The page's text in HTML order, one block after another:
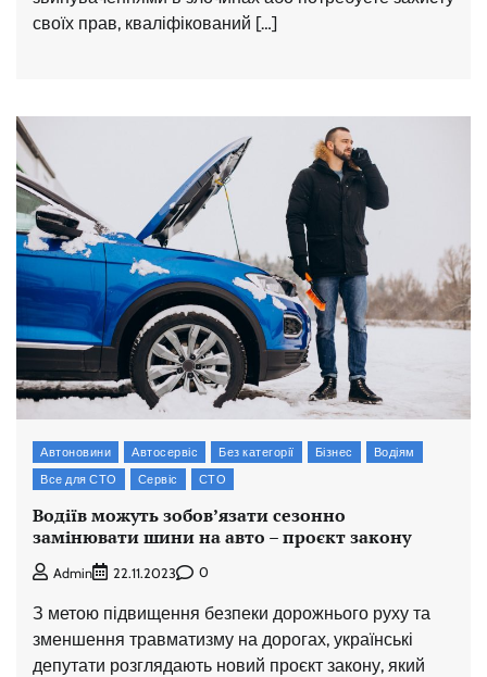
своїх прав, кваліфікований […]
Автоновини Автосервіс Без категорії Бізнес
Водіям
Все для СТО
Сервіс СТО
Водіїв можуть зобов’язати сезонно
замінювати шини на авто – проєкт закону
Admin 22.11.2023 0
З метою підвищення безпеки дорожнього руху та
зменшення травматизму на дорогах, українські
депутати розглядають новий проєкт закону, який